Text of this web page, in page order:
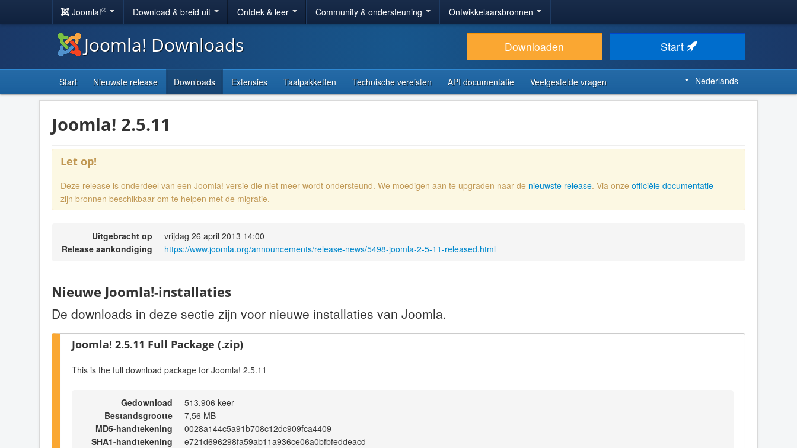
Joomla!® Download & breid uit Ontdek & leer Community & ondersteuning Ontwikkelaarsbronnen
Joomla! Downloads Downloaden Start
Start Nieuwste release Downloads Extensies Taalpakketten Technische vereisten API documentatie Veelgestelde vragen Nederlands
Joomla! 2.5.11
Let op!
Deze release is onderdeel van een Joomla! versie die niet meer wordt ondersteund. We moedigen aan te upgraden naar de nieuwste release. Via onze officiële documentatie
zijn bronnen beschikbaar om te helpen met de migratie.
Uitgebracht op
vrijdag 26 april 2013 14:00
Release aankondiging
https://www.joomla.org/announcements/release-news/5498-joomla-2-5-11-released.html
Nieuwe Joomla!-installaties
De downloads in deze sectie zijn voor nieuwe installaties van Joomla.
Joomla! 2.5.11 Full Package (.zip)
This is the full download package for Joomla! 2.5.11
Gedownload
513.906 keer
Bestandsgrootte
7,56 MB
MD5-handtekening
0028a144c5a91b708c12dc909fca4409
SHA1-handtekening
e721d696298fa59ab11a936ce06a0bfbfeddeacd